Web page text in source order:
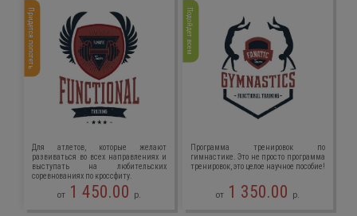
Придется попотеть
Для атлетов, которые желают
развиваться во всех направлениях и
выступать на любительских
соревнованиях по кроссфиту.
от 1 450.00 р.
Подойдет всем
Программа тренировок по
гимнастике. Это не просто программа
тренировок, это целое научное пособие!
от 1 350.00 р.